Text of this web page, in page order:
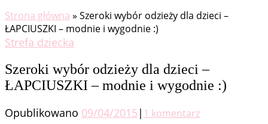
Strona główna » Szeroki wybór odzieży dla dzieci –
ŁAPCIUSZKI – modnie i wygodnie :)
Strefa dziecka
Szeroki wybór odzieży dla dzieci –
ŁAPCIUSZKI – modnie i wygodnie :)
Opublikowano 09/04/2015 | 1 komentarz